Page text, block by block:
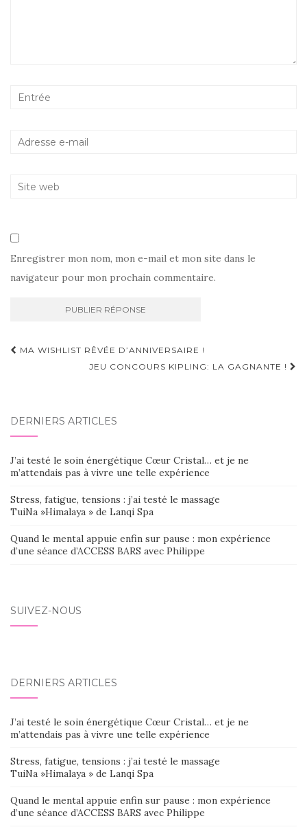
Enregistrer mon nom, mon e-mail et mon site dans le
navigateur pour mon prochain commentaire.
Navigation
MA WISHLIST RÊVÉE D’ANNIVERSAIRE !
JEU CONCOURS KIPLING: LA GAGNANTE !
DERNIERS ARTICLES
J’ai testé le soin énergétique Cœur Cristal… et je ne
m’attendais pas à vivre une telle expérience
Stress, fatigue, tensions : j’ai testé le massage
TuiNa »Himalaya » de Lanqi Spa
Quand le mental appuie enfin sur pause : mon expérience
d’une séance d’ACCESS BARS avec Philippe
SUIVEZ-NOUS
DERNIERS ARTICLES
J’ai testé le soin énergétique Cœur Cristal… et je ne
m’attendais pas à vivre une telle expérience
Stress, fatigue, tensions : j’ai testé le massage
TuiNa »Himalaya » de Lanqi Spa
Quand le mental appuie enfin sur pause : mon expérience
d’une séance d’ACCESS BARS avec Philippe